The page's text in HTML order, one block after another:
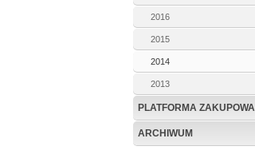
2016
2015
2014
2013
PLATFORMA ZAKUPOWA
ARCHIWUM